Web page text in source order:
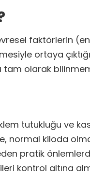
faktörlerin
ortaya
tam olarak
tutukluğu ve
normal kiloda
pratik
kontrol altına